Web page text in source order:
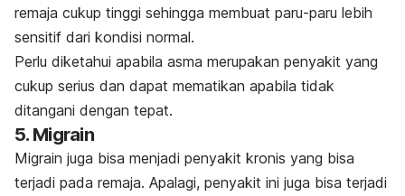
remaja cukup tinggi sehingga membuat paru-paru lebih
sensitif dari kondisi normal.
Perlu diketahui apabila asma merupakan penyakit yang
cukup serius dan dapat mematikan apabila tidak
ditangani dengan tepat.
5. Migrain
Migrain juga bisa menjadi penyakit kronis yang bisa
terjadi pada remaja. Apalagi, penyakit ini juga bisa terjadi